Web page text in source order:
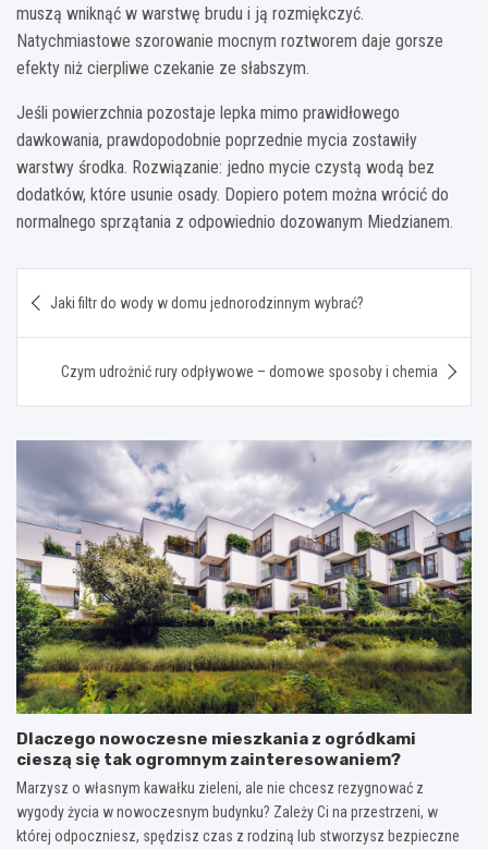
muszą wniknąć w warstwę brudu i ją rozmiękczyć.
Natychmiastowe szorowanie mocnym roztworem daje gorsze
efekty niż cierpliwe czekanie ze słabszym.
Jeśli powierzchnia pozostaje lepka mimo prawidłowego
dawkowania, prawdopodobnie poprzednie mycia zostawiły
warstwy środka. Rozwiązanie: jedno mycie czystą wodą bez
dodatków, które usunie osady. Dopiero potem można wrócić do
normalnego sprzątania z odpowiednio dozowanym Miedzianem.
wpisu
Jaki filtr do wody w domu jednorodzinnym wybrać?
Czym udrożnić rury odpływowe – domowe sposoby i chemia
Dlaczego nowoczesne mieszkania z ogródkami
cieszą się tak ogromnym zainteresowaniem?
Marzysz o własnym kawałku zieleni, ale nie chcesz rezygnować z
wygody życia w nowoczesnym budynku? Zależy Ci na przestrzeni, w
której odpoczniesz, spędzisz czas z rodziną lub stworzysz bezpieczne